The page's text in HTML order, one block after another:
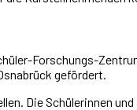
Forschungs-
gefördert.
Die Schülerinnen